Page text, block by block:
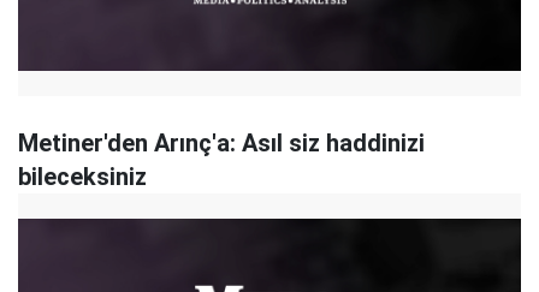
Metiner'den Arınç'a: Asıl siz haddinizi
bileceksiniz